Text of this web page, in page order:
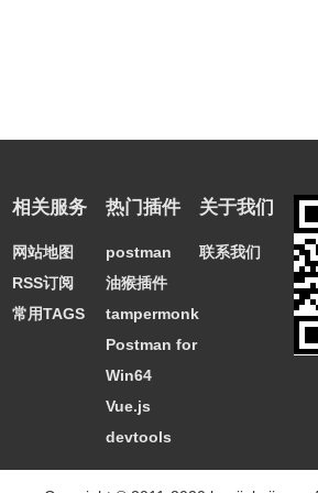
相关服务
网站地图
RSS订阅
常用TAGS
热门插件
postman
油猴插件
tampermonkey
Postman for
Win64
Vue.js
devtools
关于我们
联系我们